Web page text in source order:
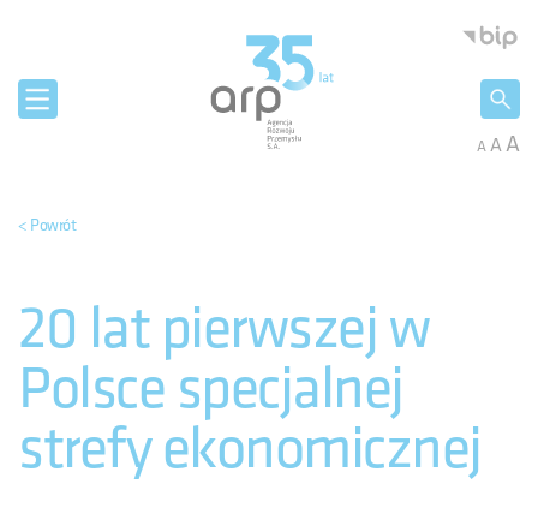
AAA
< Powrót
20 lat pierwszej w
Polsce specjalnej
strefy ekonomicznej